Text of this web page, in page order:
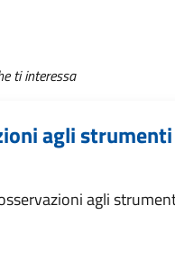
ti interessa
agli
agli